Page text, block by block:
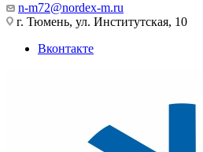
n-m72@nordex-m.ru
г. Тюмень, ул. Институтская, 10
Вконтакте